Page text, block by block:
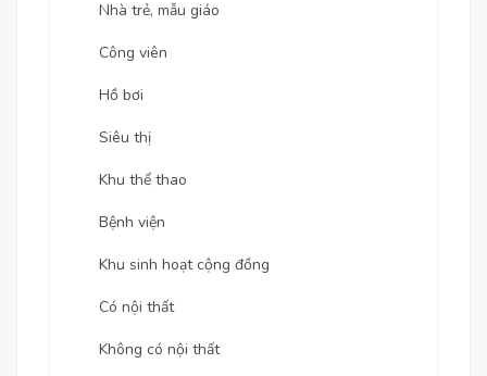
Nhà trẻ, mẫu giáo
Công viên
Hồ bơi
Siêu thị
Khu thể thao
Bệnh viện
Khu sinh hoạt cộng đồng
Có nội thất
Không có nội thất